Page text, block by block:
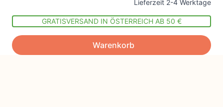
Lieferzeit 2-4 Werktage
GRATISVERSAND IN ÖSTERREICH AB 50 €
Warenkorb